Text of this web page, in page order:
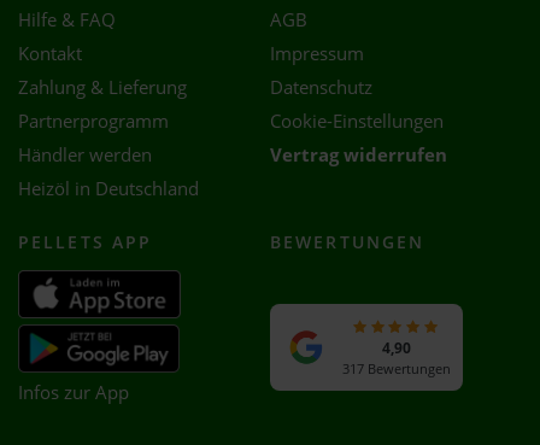
Hilfe & FAQ
Kontakt
Zahlung & Lieferung
Partnerprogramm
Händler werden
Heizöl in Deutschland
AGB
Impressum
Datenschutz
Cookie-Einstellungen
Vertrag widerrufen
PELLETS APP
Infos zur App
BEWERTUNGEN
4,90
317 Bewertungen